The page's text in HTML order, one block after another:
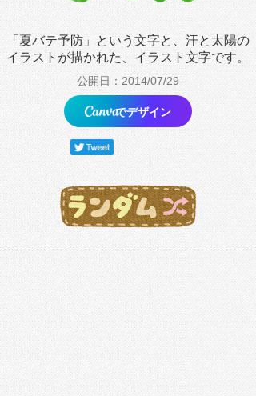
「夏バテ予防」という文字と、汗と太陽の
イラストが描かれた、イラスト文字です。
公開日：2014/07/29
でデザイン